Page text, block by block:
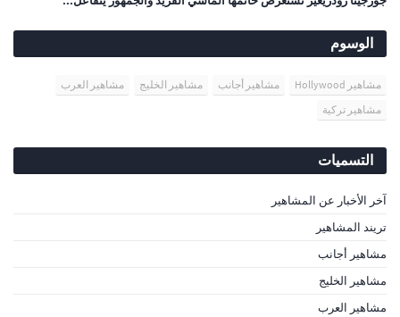
الوسوم
مشاهير Hollywood مشاهير أجانب مشاهير الخليج
مشاهير العرب
مشاهير تركية
التسميات
آخر الأخبار عن المشاهير
تريند المشاهير
مشاهير أجانب
مشاهير الخليج
مشاهير العرب